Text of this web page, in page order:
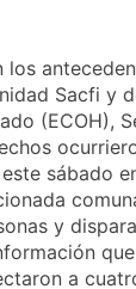
los
Sacfi y
(ECOH),
sábado
y
a